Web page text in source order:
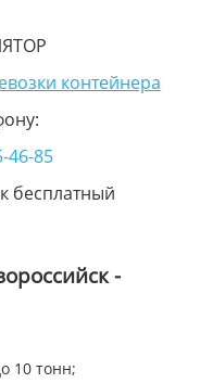
контейнера
46-85
бесплатный
-
10 тонн;